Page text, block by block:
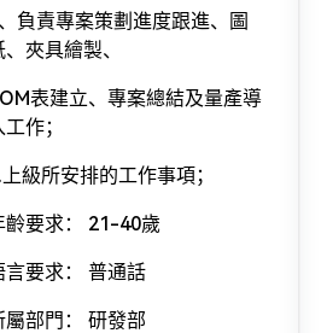
負責專案策劃進度跟進、圖
、夾具繪製、
表建立、專案總結及量產導
工作；
級所安排的工作事項；
齡要求： 21-40歲
言要求： 普通話
屬部門： 研發部